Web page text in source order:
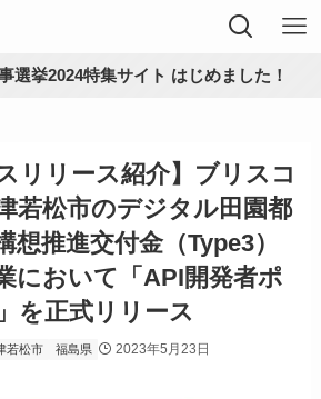
選挙2024特集サイト はじめました！
リリース紹介】ブリスコ
若松市のデジタル田園都
想推進交付金（Type3）
において「API開発者ポ
を正式リリース
若松市 福島県 2023年5月23日